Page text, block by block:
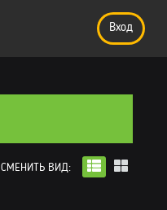
Вход
СМЕНИТЬ ВИД: